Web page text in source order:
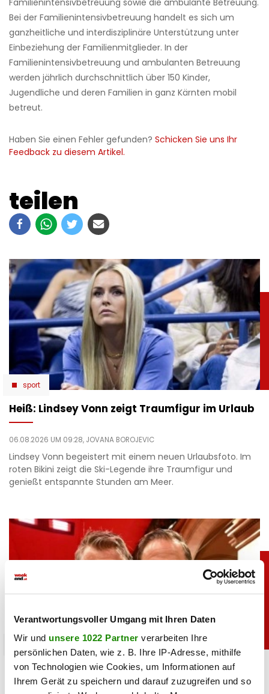
Verantwortungsvoller Umgang mit Ihren Daten
Wir und unsere 1022 Partner verarbeiten Ihre
persönlichen Daten, wie z. B. Ihre IP-Adresse, mithilfe
von Technologien wie Cookies, um Informationen auf
Ihrem Gerät zu speichern und darauf zuzugreifen und so
Familienintensivbetreuung sowie die ambulante Betreuung.
Bei der Familienintensivbetreuung handelt es sich um
ganzheitliche und interdisziplinäre Unterstützung unter
Einbeziehung der Familienmitglieder. In der
Familienintensivbetreuung und ambulanten Betreuung
werden jährlich durchschnittlich über 150 Kinder,
Jugendliche und deren Familien in ganz Kärnten mobil
betreut.
Haben Sie einen Fehler gefunden? Schicken Sie uns Ihr
Feedback zu diesem Artikel.
teilen
sport
Heiß: Lindsey Vonn zeigt Traumfigur im Urlaub
06.08.2026 UM 09:28, JOVANA BOROJEVIC
Lindsey Vonn begeistert mit einem neuen Urlaubsfoto. Im
roten Bikini zeigt die Ski-Legende ihre Traumfigur und
genießt entspannte Stunden am Meer.
promitalk
Hochmair zu Liebesauftritt am Opernball:
„Jetzt ist es raus!”